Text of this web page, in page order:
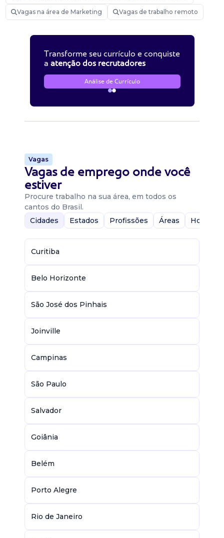
Vagas na área de Marketing Vagas de trabalho remoto
Transforme seu currículo e conquiste
a atenção dos recrutadores
Análise de Currículo
Vagas
Vagas de emprego onde você
estiver
Procure trabalho na sua área, em todos os
cantos do Brasil.
Cidades
Estados Profissões Áreas Home-
Curitiba
Belo Horizonte
São José dos Pinhais
Joinville
Campinas
São Paulo
Salvador
Goiânia
Belém
Porto Alegre
Rio de Janeiro